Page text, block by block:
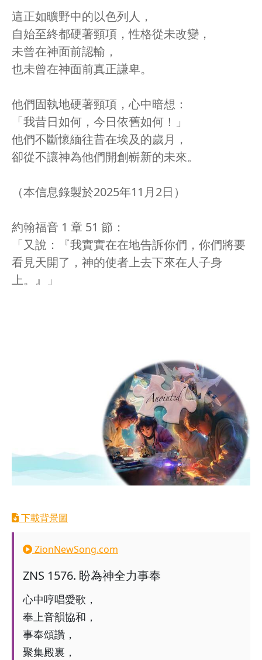
這正如曠野中的以色列人，
自始至終都硬著頸項，性格從未改變，
未曾在神面前認輸，
也未曾在神面前真正謙卑。
他們固執地硬著頸項，心中暗想：
「我昔日如何，今日依舊如何！」
他們不斷懷緬往昔在埃及的歲月，
卻從不讓神為他們開創嶄新的未來。
（本信息錄製於2025年11月2日）
約翰福音 1 章 51 節：
「又說：『我實實在在地告訴你們，你們將要
看見天開了，神的使者上去下來在人子身
上。』」
下載背景圖
ZionNewSong.com
ZNS 1576. 盼為神全力事奉
心中哼唱愛歌，
奉上音韻協和，
事奉頌讚，
聚集殿裏，